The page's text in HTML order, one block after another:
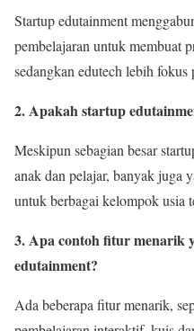
Startup edutainment
pembelajaran untuk membuat
sedangkan edutech lebih
2. Apakah startup
Meskipun sebagian besar
anak dan pelajar, banyak juga
untuk berbagai kelompok usia
3. Apa contoh fitur menarik
edutainment?
Ada beberapa fitur menarik,